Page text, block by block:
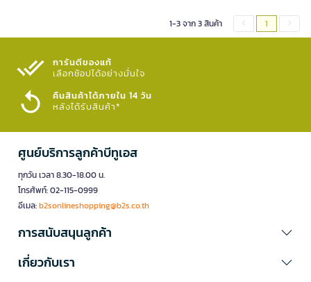
1-3 จาก 3 สินค้า 1
การันตีของแท้
เลือกช้อปได้อย่างมั่นใจ​
คืนสินค้าได้ภายใน 14 วัน
หลังได้รับสินค้า*
ศูนย์บริการลูกค้าบีทูเอส
ทุกวัน เวลา 8.30-18.00 น.
โทรศัพท์: 02-115-0999
อีเมล:b2sonlineshopping@b2s.co.th
การสนับสนุนลูกค้า
เกี่ยวกับเรา